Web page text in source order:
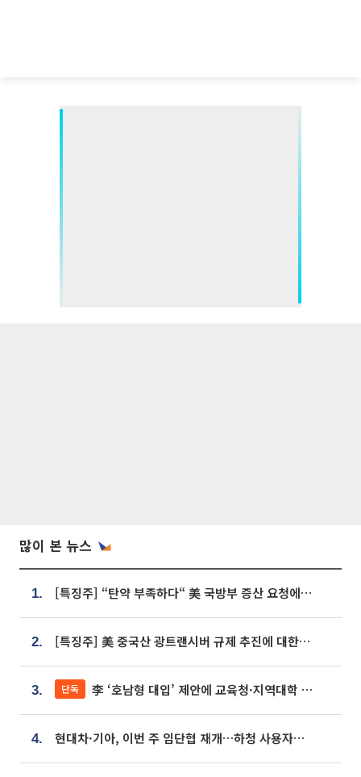
많이 본 뉴스
1. [특징주] “탄약 부족하다“ 美 국방부 증산 요청에⋯국내 방산주 급등세
2. [특징주] 美 중국산 광트랜시버 규제 추진에 대한광통신 등 광통신株 강세
3. 단독 李 ‘호남형 대입’ 제안에 교육청·지역대학 서·논술형 입시 연계 '착수'
4. 현대차·기아, 이번 주 임단협 재개…하청 사용자성 재심도 ‘변수’